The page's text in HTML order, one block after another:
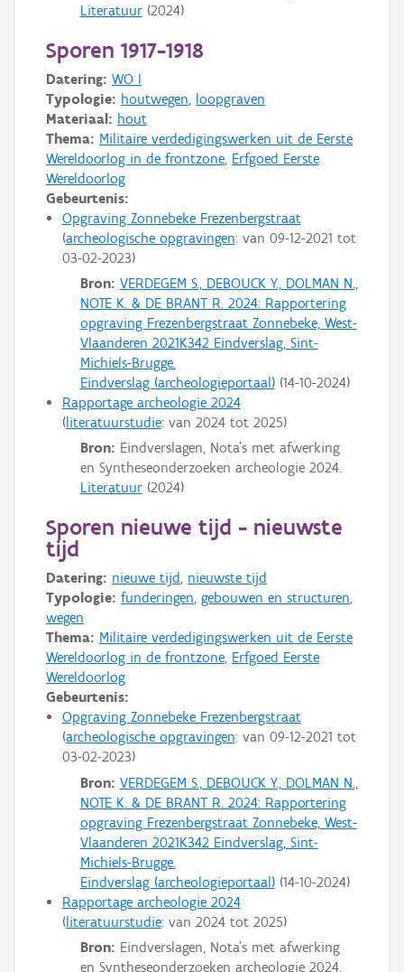
Literatuur(2024)
Sporen 1917-1918
Datering: WO I
Typologie: houtwegen loopgraven
Materiaal: hout
Thema: Militaire verdedigingswerken uit de Eerste
Wereldoorlog in de frontzone Erfgoed Eerste
Wereldoorlog
Gebeurtenis:
Opgraving Zonnebeke Frezenbergstraat
archeologische opgravingen: van 09-12-2021 tot
03-02-2023
Bron: VERDEGEM S., DEBOUCK Y., DOLMAN N.,
NOTE K. & DE BRANT R. 2024: Rapportering
opgraving Frezenbergstraat Zonnebeke, West-
Vlaanderen 2021K342 Eindverslag, Sint-
Michiels-Brugge.
Eindverslag (archeologieportaal)(14-10-2024)
Rapportage archeologie 2024
literatuurstudie: van 2024tot 2025
Bron: Eindverslagen, Nota's met afwerking
en Syntheseonderzoeken archeologie 2024.
Literatuur(2024)
Sporen nieuwe tijd - nieuwste
tijd
Datering: nieuwe tijd, nieuwste tijd
Typologie: funderingen, gebouwen en structuren,
wegen
Thema: Militaire verdedigingswerken uit de Eerste
Wereldoorlog in de frontzone, Erfgoed Eerste
Wereldoorlog
Gebeurtenis:
Opgraving Zonnebeke Frezenbergstraat
archeologische opgravingen: van 09-12-2021 tot
03-02-2023
Bron: VERDEGEM S., DEBOUCK Y., DOLMAN N.,
NOTE K. & DE BRANT R. 2024: Rapportering
opgraving Frezenbergstraat Zonnebeke, West-
Vlaanderen 2021K342 Eindverslag, Sint-
Michiels-Brugge.
Eindverslag (archeologieportaal)(14-10-2024)
Rapportage archeologie 2024
literatuurstudie: van 2024tot 2025
Bron: Eindverslagen, Nota's met afwerking
en Syntheseonderzoeken archeologie 2024.